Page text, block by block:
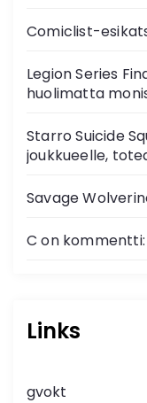
Comiclist-
Legion Series
huolimatta
Starro Suicide
joukkueelle,
Savage
C on
Links
gvokt